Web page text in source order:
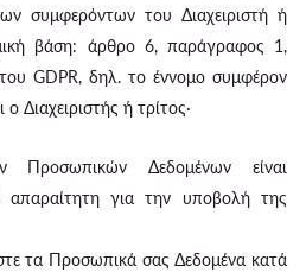
συμφερόντων του Διαχειριστή ή
βάση: άρθρο 6, παράγραφος 1,
του GDPR, δηλ. το έννομο συμφέρον
ο Διαχειριστής ή τρίτος·
Δεδομένων είναι
απαραίτητη για την υποβολή της
τα Προσωπικά σας Δεδομένα κατά